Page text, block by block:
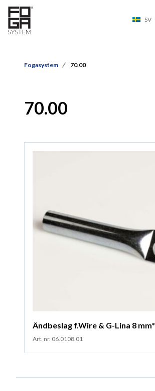
SV
Fogasystem 70.00
70.00
Ändbeslag f.Wire & G-Lina 8 mm*
Art. nr. 06.0108.01